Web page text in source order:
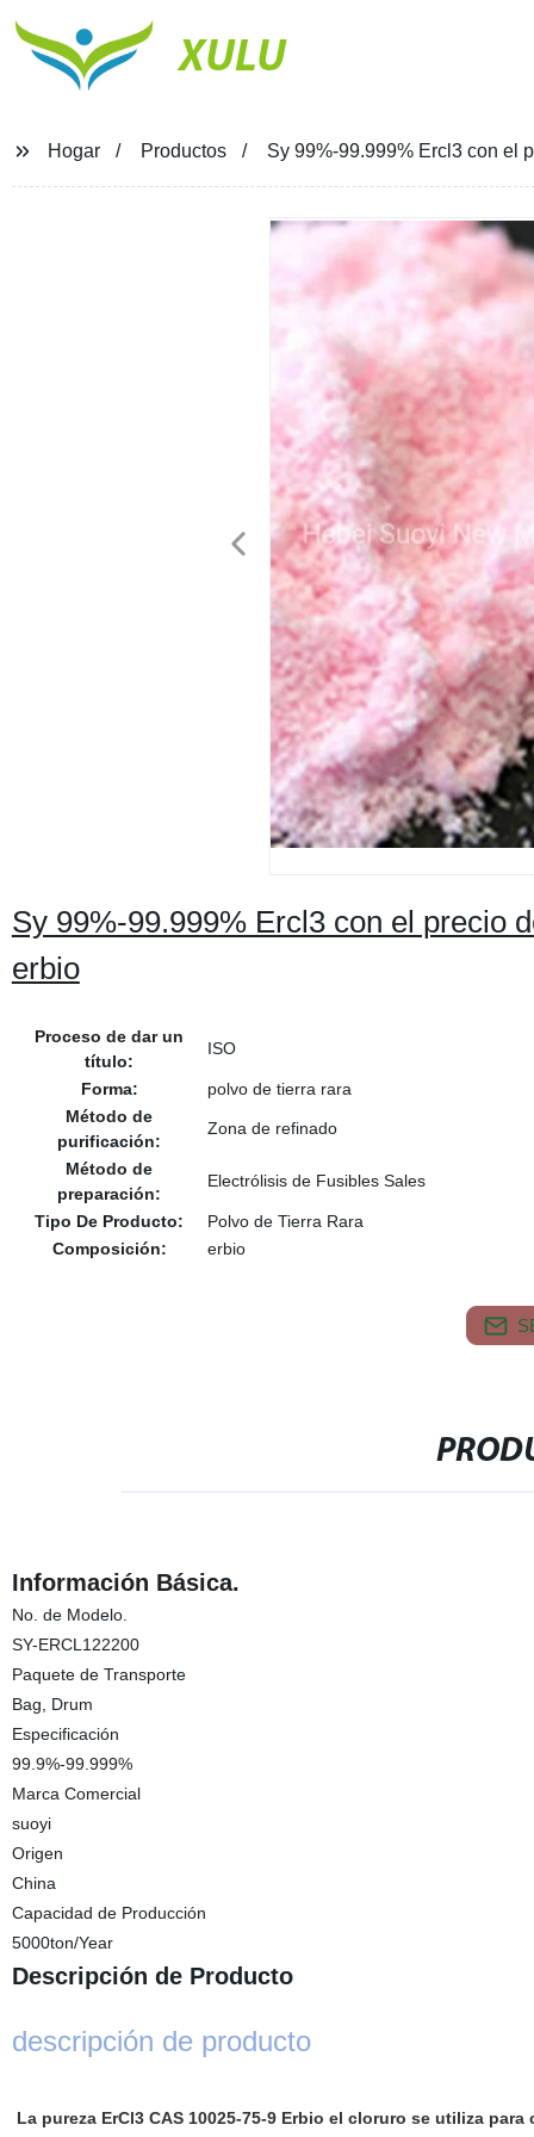
XULU
Hogar Productos Sy 99%-99.999% Ercl3 con el
Sy 99%-99.999% Ercl3 con el precio
erbio
Proceso de dar un
título:
ISO
Forma:
polvo de tierra rara
Método de
purificación:
Zona de refinado
Método de
preparación:
Electrólisis de Fusibles Sales
Tipo De Producto:
Polvo de Tierra Rara
Composición:
erbio
Información Básica.
No. de Modelo.
SY-ERCL122200
Paquete de Transporte
Bag, Drum
Especificación
99.9%-99.999%
Marca Comercial
suoyi
Origen
China
Capacidad de Producción
5000ton/Year
Descripción de Producto
descripción de producto
La pureza ErCl3 CAS 10025-75-9 Erbio el cloruro se utiliza para